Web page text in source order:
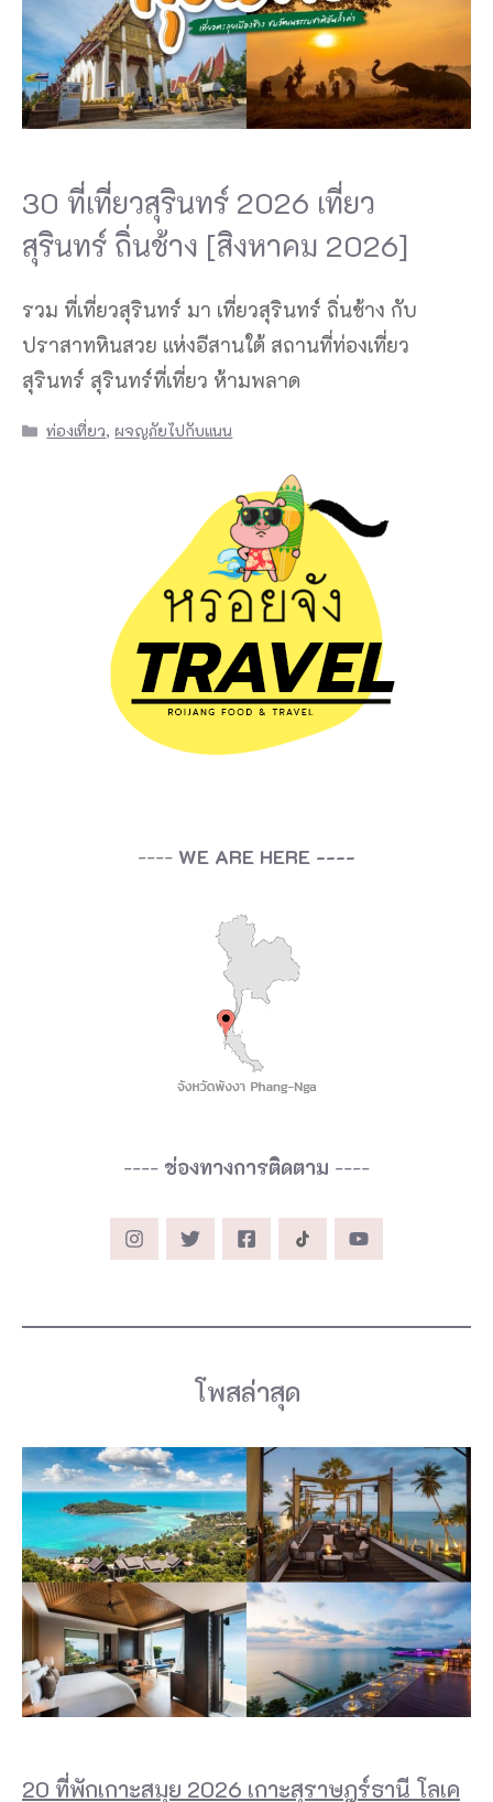
30 ที่เที่ยวสุรินทร์ 2026 เที่ยว
สุรินทร์ ถิ่นช้าง [สิงหาคม 2026]
รวม ที่เที่ยวสุรินทร์ มา เที่ยวสุรินทร์ ถิ่นช้าง กับ
ปราสาทหินสวย แห่งอีสานใต้ สถานที่ท่องเที่ยว
สุรินทร์ สุรินทร์ที่เที่ยว ห้ามพลาด
Categories
ท่องเที่ยว,ผจญภัยไปกับแนน
---- WE ARE HERE ----
---- ช่องทางการติดตาม ----
โพสล่าสุด
20 ที่พักเกาะสมุย 2026 เกาะสุราษฎร์ธานี โลเค